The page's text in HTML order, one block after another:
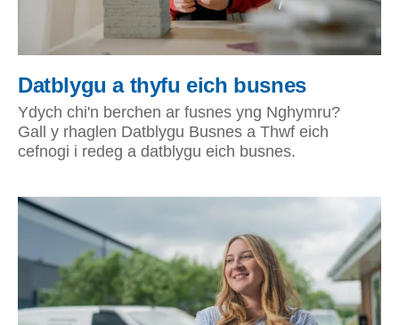
Datblygu a thyfu eich busnes
Ydych chi'n berchen ar fusnes yng Nghymru?
Gall y rhaglen Datblygu Busnes a Thwf eich
cefnogi i redeg a datblygu eich busnes.